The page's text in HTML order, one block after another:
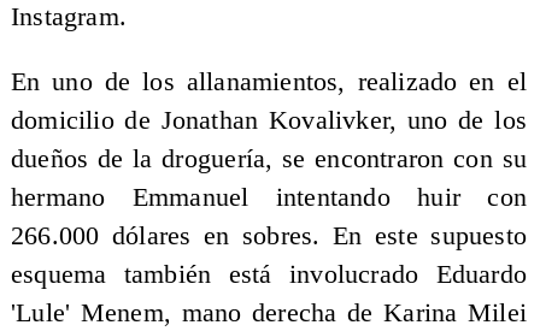
Instagram.
En uno de los allanamientos, realizado en el
domicilio de Jonathan Kovalivker, uno de los
dueños de la droguería, se encontraron con su
hermano Emmanuel intentando huir con
266.000 dólares en sobres. En este supuesto
esquema también está involucrado Eduardo
'Lule' Menem, mano derecha de Karina Milei